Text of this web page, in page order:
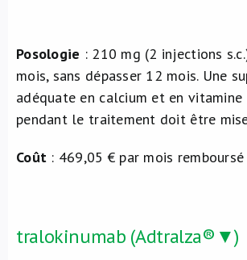
Posologie : 210 mg (2 injections
mois, sans dépasser 12 mois. Une
adéquate en calcium et en
pendant le traitement doit être
Coût : 469,05 € par mois
tralokinumab (Adtralza®▼)